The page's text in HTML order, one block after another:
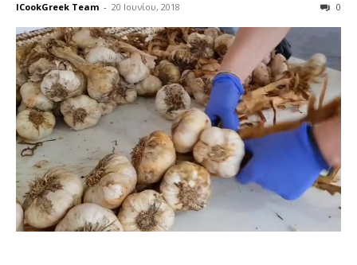
ICookGreek Team - 20 Ιουνίου, 2018 0